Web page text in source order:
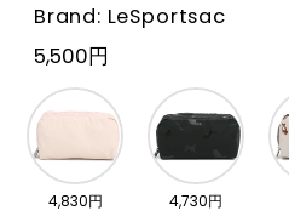
Brand: LeSportsac
5,500円
4,830円 4,730円